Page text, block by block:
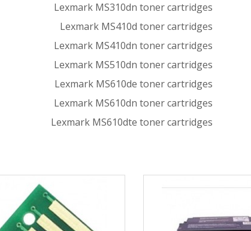
Lexmark MS310dn toner cartridges
Lexmark MS410d toner cartridges
Lexmark MS410dn toner cartridges
Lexmark MS510dn toner cartridges
Lexmark MS610de toner cartridges
Lexmark MS610dn toner cartridges
Lexmark MS610dte toner cartridges